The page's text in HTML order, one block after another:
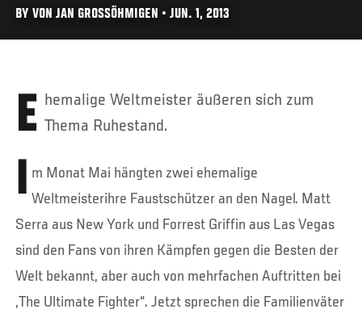
BY VON JAN GROSSÖHMIGEN • JUN. 1, 2013
Ehemalige Weltmeister äußeren sich zum Thema Ruhestand.
I m Monat Mai hängten zwei ehemalige
Weltmeisterihre Faustschützer an den Nagel. Matt
Serra aus New York und Forrest Griffin aus Las Vegas
sind den Fans von ihren Kämpfen gegen die Besten der
Welt bekannt, aber auch von mehrfachen Auftritten bei
„The Ultimate Fighter“. Jetzt sprechen die Familienväter